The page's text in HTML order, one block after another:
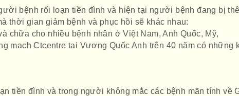
bệnh rối loạn tiền đình và hiện tại người bệnh đang bị
thời gian giảm bệnh và phục hồi sẽ khác nhau:
chữa cho nhiều bệnh nhân ở Việt Nam, Anh Quốc, Mỹ,
mạch Ctcentre tại Vương Quốc Anh trên 40 năm có những
tiền đình và trong người không mắc các bệnh mãn tính về